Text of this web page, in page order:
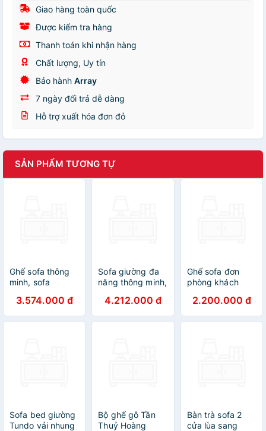
Giao hàng toàn quốc
Được kiểm tra hàng
Thanh toán khi nhận hàng
Chất lượng, Uy tín
Bảo hành Array
7 ngày đổi trả dễ dàng
Hỗ trợ xuất hóa đơn đỏ
SẢN PHẨM TƯƠNG TỰ
Ghế sofa thông
minh, sofa
đôi mở ra thành
giường
MT2100CT
3.574.000 đ
Sofa giường đa
năng thông minh,
SM27CT Tundo
bọc vải, chân kim
loại cao cấp
4.212.000 đ
Ghế sofa đơn
phòng khách
GDV01-V5
2.200.000 đ
Sofa bed giường
Tundo vải nhung
Bộ ghế gỗ Tần
Thuỷ Hoàng
Bàn trà sofa 2
cửa lùa sang